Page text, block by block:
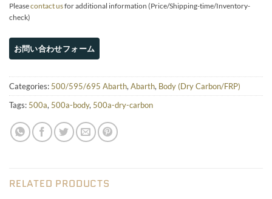
Pleasecontact usfor additional information (Price/Shipping-time/Inventory-
check)
Categories: 500/595/695 Abarth, Abarth, Body (Dry Carbon/FRP)
Tags: 500a, 500a-body, 500a-dry-carbon
RELATED PRODUCTS